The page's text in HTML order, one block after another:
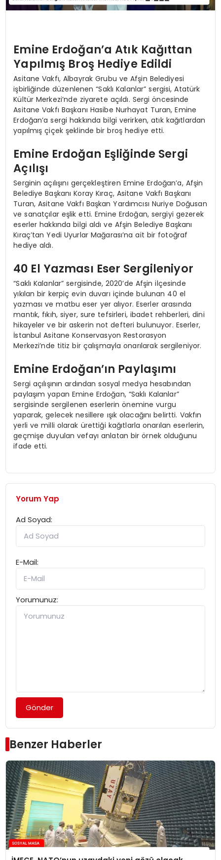
Emine Erdoğan’a Atık Kağıttan
Yapılmış Broş Hediye Edildi
Asitane Vakfı, Albayrak Grubu ve Afşin Belediyesi
işbirliğinde düzenlenen “Saklı Kalanlar” sergisi, Atatürk
Kültür Merkezi’nde ziyarete açıldı. Sergi öncesinde
Asitane Vakfı Başkanı Hasibe Nurhayat Turan, Emine
Erdoğan’a sergi hakkında bilgi verirken, atık kağıtlardan
yapılmış çiçek şeklinde bir broş hediye etti.
Emine Erdoğan Eşliğinde Sergi
Açılışı
Serginin açılışını gerçekleştiren Emine Erdoğan’a, Afşin
Belediye Başkanı Koray Kıraç, Asitane Vakfı Başkanı
Turan, Asitane Vakfı Başkan Yardımcısı Nuriye Doğusan
ve sanatçılar eşlik etti. Emine Erdoğan, sergiyi gezerek
eserler hakkında bilgi aldı ve Afşin Belediye Başkanı
Kıraç’tan Yedi Uyurlar Mağarası’na ait bir fotoğraf
hediye aldı.
40 El Yazması Eser Sergileniyor
“Saklı Kalanlar” sergisinde, 2020’de Afşin ilçesinde
yıkılan bir kerpiç evin duvarı içinde bulunan 40 el
yazması ve matbu eser yer alıyor. Eserler arasında
mantık, fıkıh, siyer, sure tefsirleri, ibadet rehberleri, dini
hikayeler ve bir askerin not defteri bulunuyor. Eserler,
İstanbul Asitane Konservasyon Restorasyon
Merkezi’nde titiz bir çalışmayla onarılarak sergileniyor.
Emine Erdoğan’ın Paylaşımı
Sergi açılışının ardından sosyal medya hesabından
paylaşım yapan Emine Erdoğan, “Saklı Kalanlar”
sergisinde sergilenen eserlerin önemine vurgu
yaparak, gelecek nesillere ışık olacağını belirtti. Vakfın
yerli ve milli olarak ürettiği kağıtlarla onarılan eserlerin,
geçmişe duyulan vefayı anlatan bir örnek olduğunu
ifade etti.
Yorum Yap
Ad Soyad:
E-Mail:
Yorumunuz:
Gönder
Benzer Haberler